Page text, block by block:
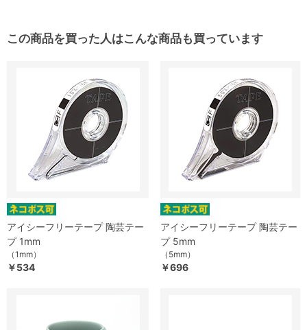
この商品を買った人はこんな商品も買っています
アイシーフリーテープ 陶芸テー
プ 1mm
（1mm）
￥534
アイシーフリーテープ 陶芸テー
プ 5mm
（5mm）
￥696